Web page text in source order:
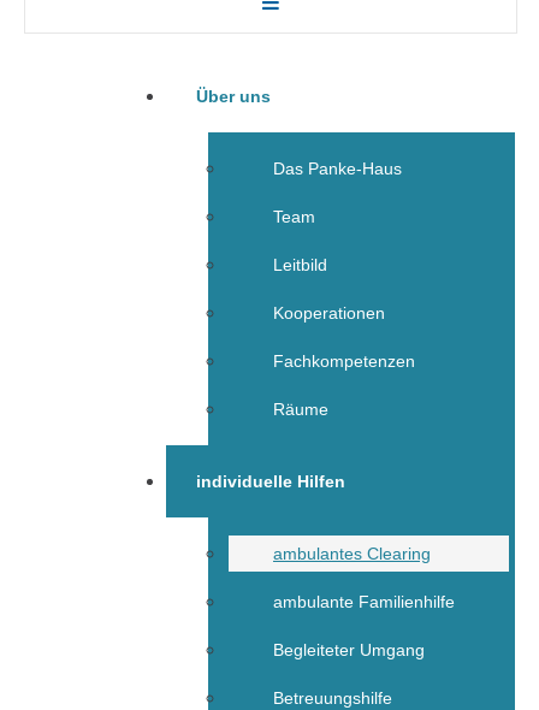
Über uns
Das Panke-Haus
Team
Leitbild
Kooperationen
Fachkompetenzen
Räume
individuelle Hilfen
ambulantes Clearing
ambulante Familienhilfe
Begleiteter Umgang
Betreuungshilfe